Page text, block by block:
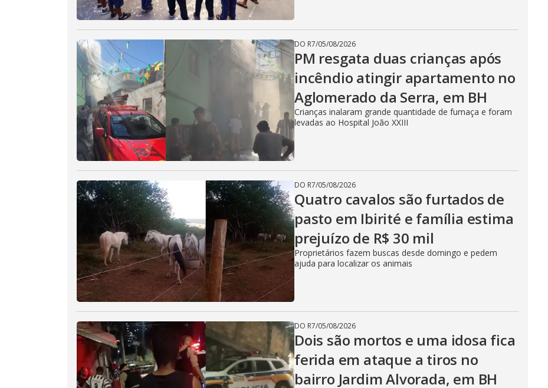
DO R7/05/08/2026
PM resgata duas crianças após
incêndio atingir apartamento no
Aglomerado da Serra, em BH
Crianças inalaram grande quantidade de fumaça e foram
levadas ao Hospital João XXIII
DO R7/05/08/2026
Quatro cavalos são furtados de
pasto em Ibirité e família estima
prejuízo de R$ 30 mil
Proprietários fazem buscas desde domingo e pedem
ajuda para localizar os animais
DO R7/05/08/2026
Dois são mortos e uma idosa fica
ferida em ataque a tiros no
bairro Jardim Alvorada, em BH